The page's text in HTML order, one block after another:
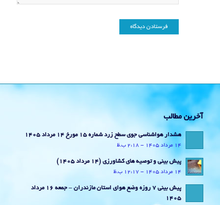
آخرین مطالب
هشدار هواشناسی جوی سطح زرد شماره 15 مورخ 14 مرداد 1405
14 مرداد 1405 - 2:18 ب.ظ
پیش بینی و توصیه های کشاورزی (14 مرداد ۱۴۰۵)
14 مرداد 1405 - 12:17 ب.ظ
پیش بینی 7 روزه وضع هوای استان مازندران – جمعه 16 مرداد
1405